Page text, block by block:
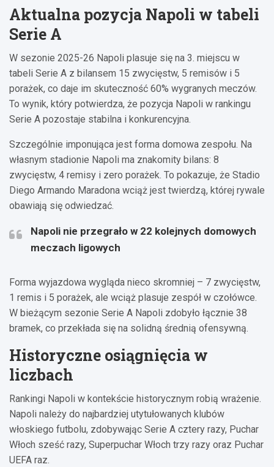
Aktualna pozycja Napoli w tabeli
Serie A
W sezonie 2025-26 Napoli plasuje się na 3. miejscu w
tabeli Serie A z bilansem 15 zwycięstw, 5 remisów i 5
porażek, co daje im skuteczność 60% wygranych meczów.
To wynik, który potwierdza, że pozycja Napoli w rankingu
Serie A pozostaje stabilna i konkurencyjna.
Szczególnie imponująca jest forma domowa zespołu. Na
własnym stadionie Napoli ma znakomity bilans: 8
zwycięstw, 4 remisy i zero porażek. To pokazuje, że Stadio
Diego Armando Maradona wciąż jest twierdzą, której rywale
obawiają się odwiedzać.
Napoli nie przegrało w 22 kolejnych domowych
meczach ligowych
Forma wyjazdowa wygląda nieco skromniej – 7 zwycięstw,
1 remis i 5 porażek, ale wciąż plasuje zespół w czołówce.
W bieżącym sezonie Serie A Napoli zdobyło łącznie 38
bramek, co przekłada się na solidną średnią ofensywną.
Historyczne osiągnięcia w
liczbach
Rankingi Napoli w kontekście historycznym robią wrażenie.
Napoli należy do najbardziej utytułowanych klubów
włoskiego futbolu, zdobywając Serie A cztery razy, Puchar
Włoch sześć razy, Superpuchar Włoch trzy razy oraz Puchar
UEFA raz.